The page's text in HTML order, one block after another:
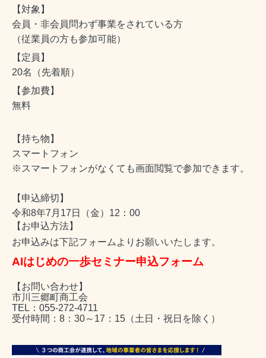
【対象】
会員・非会員問わず事業をされている方
（従業員の方も参加可能）
【定員】
20名（先着順）
【参加費】
無料
【持ち物】
スマートフォン
※スマートフォンがなくても画面閲覧で参加できます。
【申込締切】
令和8年7月17日（金）12：00
【お申込方法】
お申込みは下記フォームよりお願いいたします。
AIはじめの一歩セミナー申込フォーム
【お問い合わせ】
市川三郷町商工会
TEL：055-272-4711
受付時間：8：30～17：15（土日・祝日を除く）